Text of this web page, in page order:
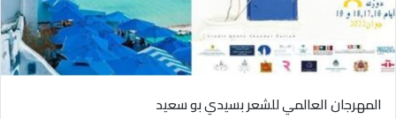
المهرجان العالمي للشعر بسيدي بو سعيد